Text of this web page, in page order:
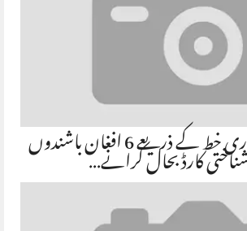
اٹک: جعلی سرکاری خط کے ذریعے 6 افغان باشندوںکارڈ بحال کرانے…